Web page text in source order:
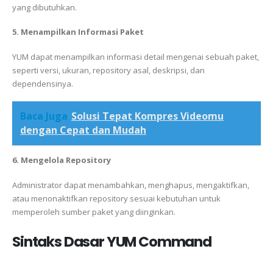
yang dibutuhkan.
5. Menampilkan Informasi Paket
YUM dapat menampilkan informasi detail mengenai sebuah paket,
seperti versi, ukuran, repository asal, deskripsi, dan
dependensinya.
Baca Juga Solusi Tepat Kompres Videomu
dengan Cepat dan Mudah
6. Mengelola Repository
Administrator dapat menambahkan, menghapus, mengaktifkan,
atau menonaktifkan repository sesuai kebutuhan untuk
memperoleh sumber paket yang diinginkan.
Sintaks Dasar YUM Command